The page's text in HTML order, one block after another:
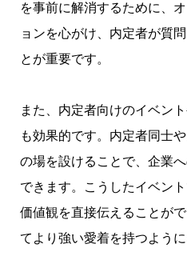
を事前に解消するために、
ョンを心がけ、内定者が質
とが重要です。
また、内定者向けのイベン
も効果的です。内定者同士
の場を設けることで、企業
できます。こうしたイベン
価値観を直接伝えることが
てより強い愛着を持つように